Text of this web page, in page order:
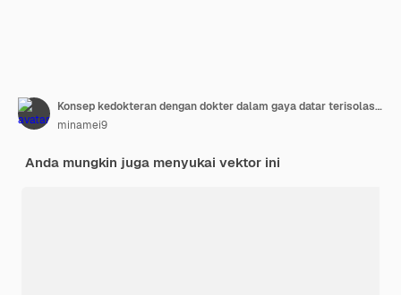
Konsep kedokteran dengan dokter dalam gaya datar terisolasi dengan latar belakang biru. Dokter muda praktisi pria dan wanita, gedung rumah sakit, mobil ambulans. Staf medis
minamei9
Anda mungkin juga menyukai vektor ini